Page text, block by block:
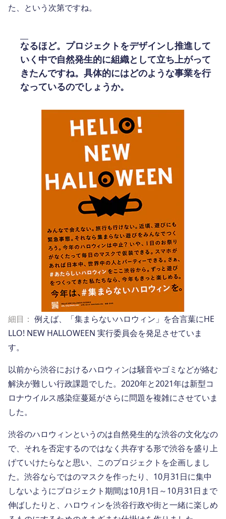
た、という次第ですね。
なるほど。プロジェクトをデザインし推進して
いく中で自然発生的に組織として立ち上がって
きたんですね。具体的にはどのような事業を行
なっているのでしょうか。
細目： 例えば、「集まらないハロウィン」を合言葉にHE
LLO! NEW HALLOWEEN 実行委員会を発足させていま
す。
以前から渋谷におけるハロウィンは騒音やゴミなどが絡む
解決が難しい行政課題でした。2020年と2021年は新型コ
ロナウイルス感染症蔓延がさらに問題を複雑にさせていま
した。
渋谷のハロウィンというのは自然発生的な渋谷の文化なの
で、それを否定するのではなく共存する形で渋谷を盛り上
げていけたらなと思い、このプロジェクトを企画しまし
た。渋谷ならではのマスクを作ったり、10月31日に集中
しないようにプロジェクト期間は10月1日～10月31日まで
伸ばしたりと、ハロウィンを渋谷行政や街と一緒に楽しめ